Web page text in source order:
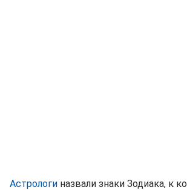
Астрологи назвали знаки Зодиака, к